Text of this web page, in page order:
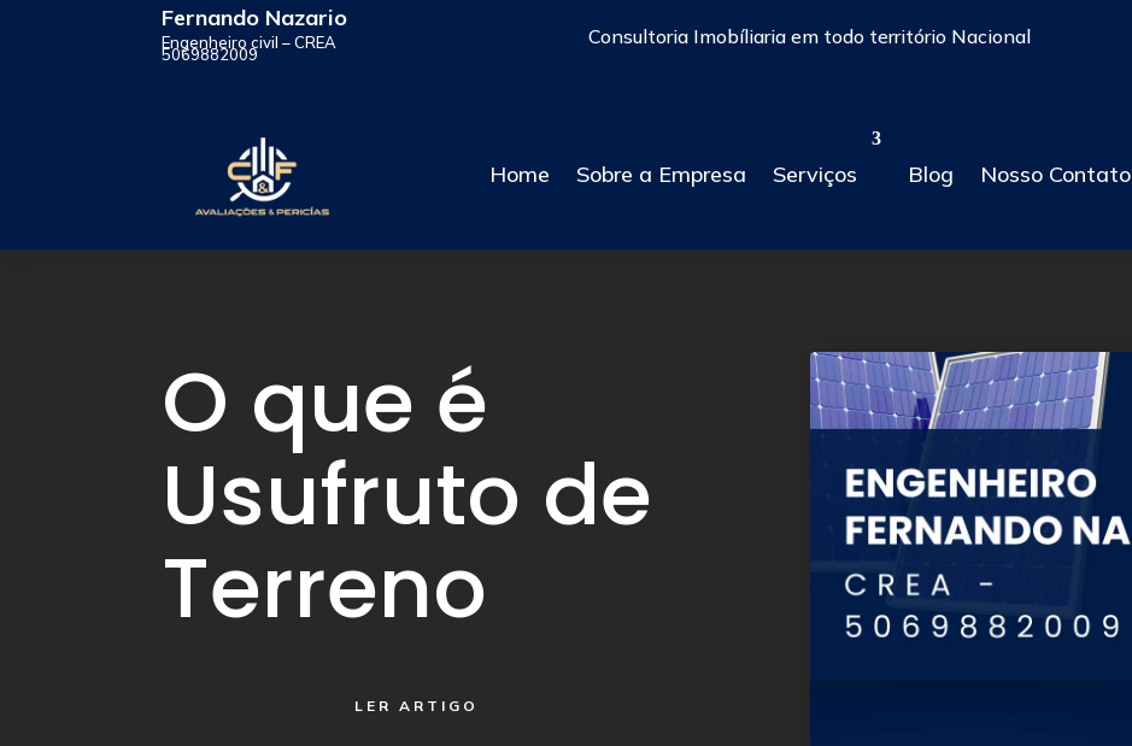
Fernando Nazario
Engenheiro civil – CREA
5069882009
Consultoria Imobíliaria em todo território Nacional
Home Sobre a Empresa Serviços Blog Nosso Contato
O que é
Usufruto de
Terreno
LER ARTIGO